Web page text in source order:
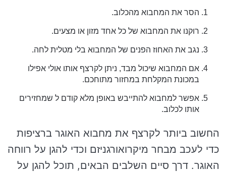
הסר את המחבוא מהכלוב.
רוקנו את המחבוא של כל אחד מזון או מצעים.
נגב את האחוז הפנים של המחבוא בלי מטלית לחה.
אם המחבוא שיכול מבד, ניתן לקרצף אותו אולי אפילו
במכונת המקלחת במחזור מתוחכם.
אפשר למחבוא להתייבש באופן מלא קודם ל שמחזירים
אותו לכלוב.
החשוב ביותר לקרצף את מחבוא האוגר ברציפות
כדי לעכב מבחר מיקרואורגניזם וכדי להגן על רווחה
האוגר. דרך סיים השלבים הבאים, תוכל להגן על